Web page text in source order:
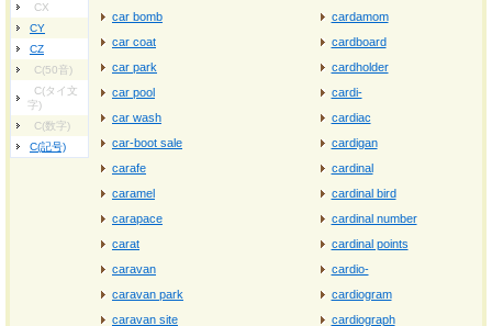
CX
CY
CZ
C(50音)
C(タイ文
字)
C(数字)
C(記号)
car bomb
car coat
car park
car pool
car wash
car-boot sale
carafe
caramel
carapace
carat
caravan
caravan park
caravan site
cardamom
cardboard
cardholder
cardi-
cardiac
cardigan
cardinal
cardinal bird
cardinal number
cardinal points
cardio-
cardiogram
cardiograph